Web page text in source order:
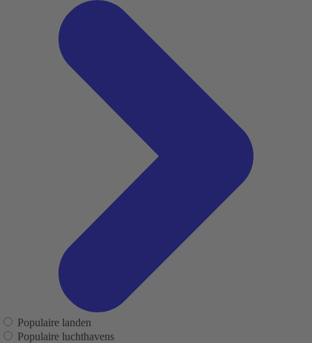
Populaire landen
Populaire luchthavens